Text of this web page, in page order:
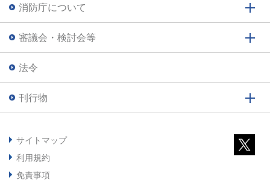
消防庁について
審議会・検討会等
法令
刊行物
サイトマップ
利用規約
免責事項